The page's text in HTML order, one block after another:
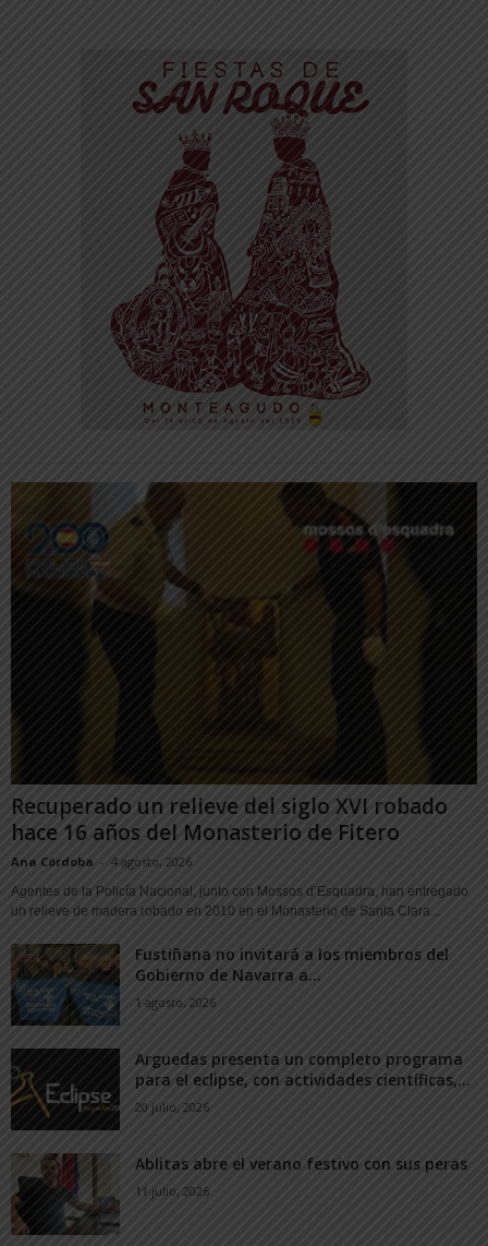
Recuperado un relieve del siglo XVI robado
hace 16 años del Monasterio de Fitero
Ana Córdoba - 4 agosto, 2026
Agentes de la Policía Nacional, junto con Mossos d’Esquadra, han entregado
un relieve de madera robado en 2010 en el Monasterio de Santa Clara...
Fustiñana no invitará a los miembros del
Gobierno de Navarra a...
1 agosto, 2026
Arguedas presenta un completo programa
para el eclipse, con actividades científicas,...
20 julio, 2026
Ablitas abre el verano festivo con sus peras
11 julio, 2026